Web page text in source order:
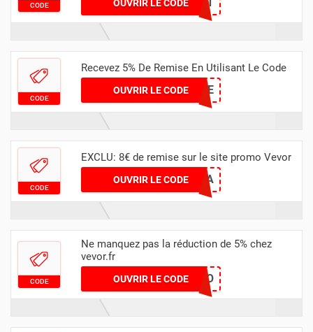
CODE OUVRIR LE CODE
CODE
Recevez 5% De Remise En Utilisant Le Code
OUVRIR LE CODEVALABLE
CODE
EXCLU: 8€ de remise sur le site promo Vevor
OUVRIR LE CODEAFILIZA
CODE
Ne manquez pas la réduction de 5% chez
vevor.fr
OUVRIR LE CODEPROMO